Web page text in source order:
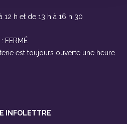
12 h et de 13 h à 16 h 30
FERMÉ
est toujours ouverte une heure
INFOLETTRE